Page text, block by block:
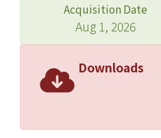
Acquisition Date
Aug 1, 2026
Downloads